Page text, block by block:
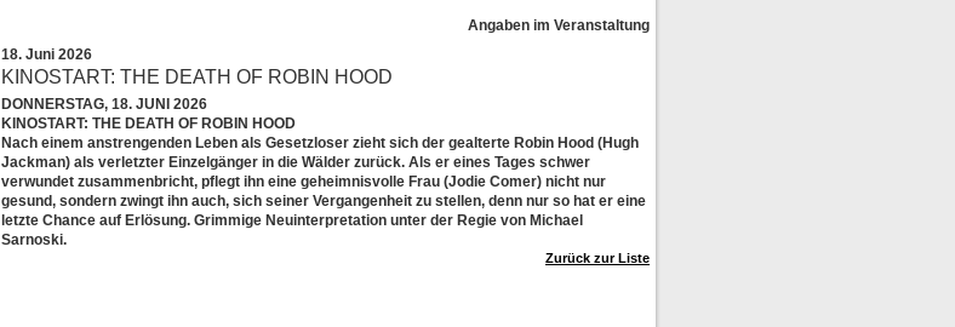
Angaben im Veranstaltungskalender ohne Gewähr!
18. Juni 2026
KINOSTART: THE DEATH OF ROBIN HOOD
DONNERSTAG, 18. JUNI 2026
KINOSTART: THE DEATH OF ROBIN HOOD
Nach einem anstrengenden Leben als Gesetzloser zieht sich der gealterte Robin Hood (Hugh
Jackman) als verletzter Einzelgänger in die Wälder zurück. Als er eines Tages schwer
verwundet zusammenbricht, pflegt ihn eine geheimnisvolle Frau (Jodie Comer) nicht nur
gesund, sondern zwingt ihn auch, sich seiner Vergangenheit zu stellen, denn nur so hat er eine
letzte Chance auf Erlösung. Grimmige Neuinterpretation unter der Regie von Michael
Sarnoski.
Zurück zur Liste